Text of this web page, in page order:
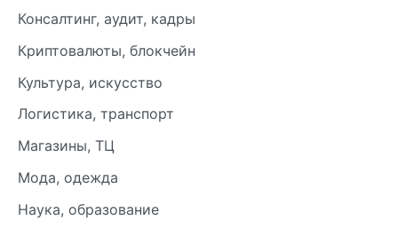
Консалтинг, аудит, кадры
Криптовалюты, блокчейн
Культура, искусство
Логистика, транспорт
Магазины, ТЦ
Мода, одежда
Наука, образование